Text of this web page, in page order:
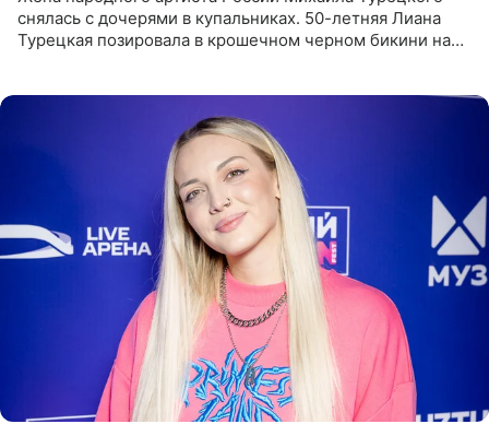
снялась с дочерями в купальниках. 50-летняя Лиана
Турецкая позировала в крошечном черном бикини на